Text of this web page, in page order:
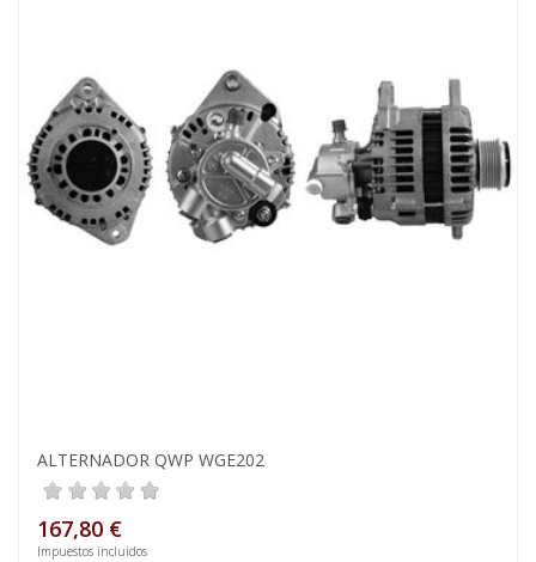
ALTERNADOR QWP WGE202
167,80 €
Impuestos incluidos